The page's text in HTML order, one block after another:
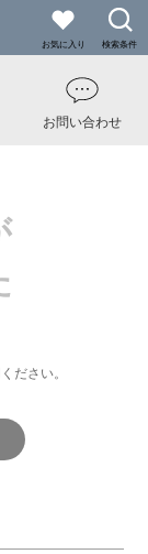
お気に入り 検索条件
お問い合わせ
ださい。